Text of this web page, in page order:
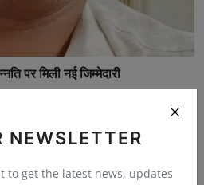
NEWSLETTER
to get the latest news, updates
पर मिली नई जिम्मेदारी